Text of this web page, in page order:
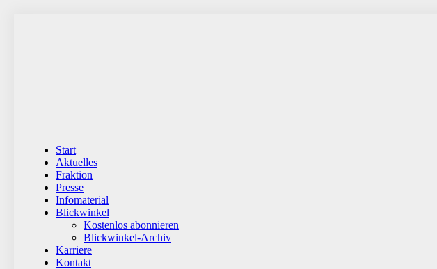
Start
Aktuelles
Fraktion
Presse
Infomaterial
Blickwinkel
Kostenlos abonnieren
Blickwinkel-Archiv
Karriere
Kontakt